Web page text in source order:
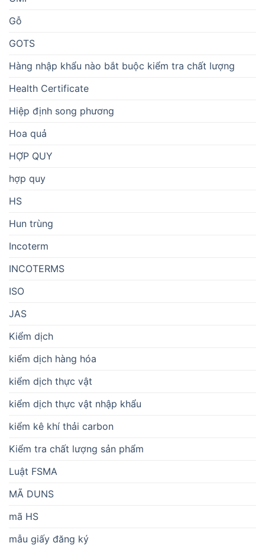
Gỗ
GOTS
Hàng nhập khẩu nào bắt buộc kiểm tra chất lượng
Health Certificate
Hiệp định song phương
Hoa quả
HỢP QUY
hợp quy
HS
Hun trùng
Incoterm
INCOTERMS
ISO
JAS
Kiểm dịch
kiểm dịch hàng hóa
kiểm dịch thực vật
kiểm dịch thực vật nhập khẩu
kiểm kê khí thải carbon
Kiểm tra chất lượng sản phẩm
Luật FSMA
MÃ DUNS
mã HS
mẫu giấy đăng ký